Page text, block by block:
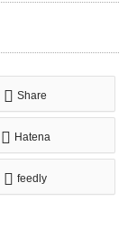
Share
Hatena
feedly